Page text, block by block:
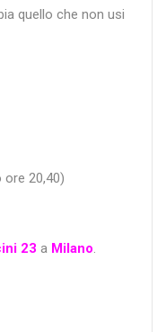
quello che non usi
20,40)
23 a Milano.